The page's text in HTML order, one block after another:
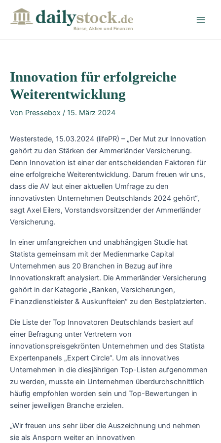
Börse, Aktien und Finanzen
Innovation für erfolgreiche
Weiterentwicklung
Von Pressebox / 15. März 2024
Westerstede, 15.03.2024 (lifePR) – „Der Mut zur Innovation
gehört zu den Stärken der Ammerländer Versicherung.
Denn Innovation ist einer der entscheidenden Faktoren für
eine erfolgreiche Weiterentwicklung. Darum freuen wir uns,
dass die AV laut einer aktuellen Umfrage zu den
innovativsten Unternehmen Deutschlands 2024 gehört“,
sagt Axel Eilers, Vorstandsvorsitzender der Ammerländer
Versicherung.
In einer umfangreichen und unabhängigen Studie hat
Statista gemeinsam mit der Medienmarke Capital
Unternehmen aus 20 Branchen in Bezug auf ihre
Innovationskraft analysiert. Die Ammerländer Versicherung
gehört in der Kategorie „Banken, Versicherungen,
Finanzdienstleister & Auskunfteien“ zu den Bestplatzierten.
Die Liste der Top Innovatoren Deutschlands basiert auf
einer Befragung unter Vertretern von
innovationspreisgekrönten Unternehmen und des Statista
Expertenpanels „Expert Circle“. Um als innovatives
Unternehmen in die diesjährigen Top-Listen aufgenommen
zu werden, musste ein Unternehmen überdurchschnittlich
häufig empfohlen worden sein und Top-Bewertungen in
seiner jeweiligen Branche erzielen.
„Wir freuen uns sehr über die Auszeichnung und nehmen
sie als Ansporn weiter an innovativen